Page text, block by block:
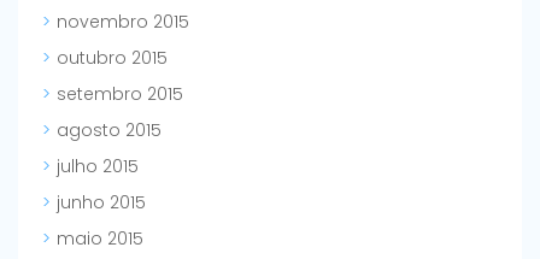
novembro 2015
outubro 2015
setembro 2015
agosto 2015
julho 2015
junho 2015
maio 2015